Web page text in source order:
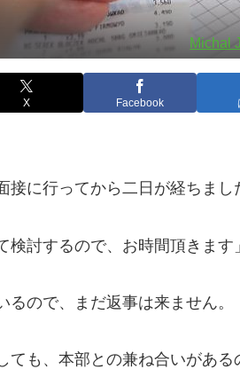
Michal
X Facebook
に行ってから二日が経ちまし
検討するので、お時間頂きます」
ので、まだ返事は来ません。
ても、本部との兼ね合いがある